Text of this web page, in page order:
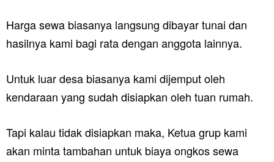
Harga sewa biasanya langsung dibayar tunai dan
hasilnya kami bagi rata dengan anggota lainnya.
Untuk luar desa biasanya kami dijemput oleh
kendaraan yang sudah disiapkan oleh tuan rumah.
Tapi kalau tidak disiapkan maka, Ketua grup kami
akan minta tambahan untuk biaya ongkos sewa